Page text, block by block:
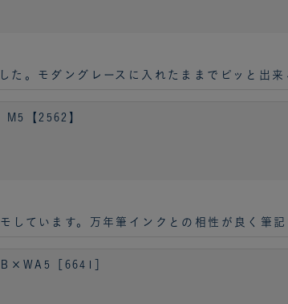
た。モダングレースに入れたままでピッと出
【2562】
しています。万年筆インクとの相性が良く筆
［6641］